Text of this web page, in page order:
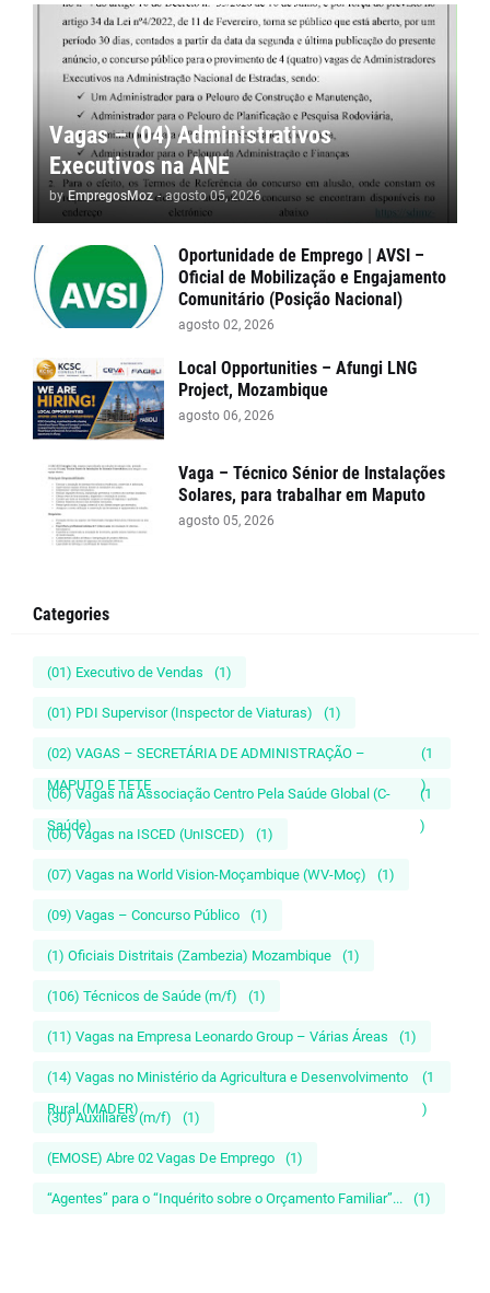
Vagas – (04) Administrativos
Executivos na ANE
by EmpregosMoz - agosto 05, 2026
Oportunidade de Emprego | AVSI –
Oficial de Mobilização e Engajamento
Comunitário (Posição Nacional)
agosto 02, 2026
Local Opportunities – Afungi LNG
Project, Mozambique
agosto 06, 2026
Vaga – Técnico Sénior de Instalações
Solares, para trabalhar em Maputo
agosto 05, 2026
Categories
(01) Executivo de Vendas (1)
(01) PDI Supervisor (Inspector de Viaturas) (1)
(02) VAGAS – SECRETÁRIA DE ADMINISTRAÇÃO –
MAPUTO E TETE
(1
)
(06) Vagas na Associação Centro Pela Saúde Global (C-
Saúde)
(1
)
(06) Vagas na ISCED (UnISCED) (1)
(07) Vagas na World Vision-Moçambique (WV-Moç) (1)
(09) Vagas – Concurso Público (1)
(1) Oficiais Distritais (Zambezia) Mozambique (1)
(106) Técnicos de Saúde (m/f) (1)
(11) Vagas na Empresa Leonardo Group – Várias Áreas (1)
(14) Vagas no Ministério da Agricultura e Desenvolvimento
Rural (MADER)
(1
)
(30) Auxiliares (m/f) (1)
(EMOSE) Abre 02 Vagas De Emprego (1)
“Agentes” para o “Inquérito sobre o Orçamento Familiar”... (1)